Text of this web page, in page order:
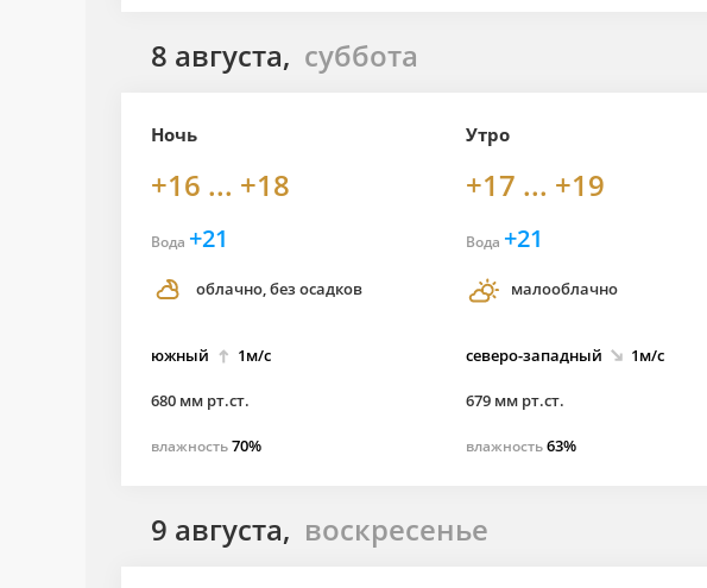
8 августа, суббота
Ночь
+16 ... +18
Вода +21
облачно, без осадков
южный 1м/с
680 мм рт.ст.
влажность70%
Утро
+17 ... +19
Вода +21
малооблачно
северо-западный 1м/с
679 мм рт.ст.
влажность63%
9 августа, воскресенье